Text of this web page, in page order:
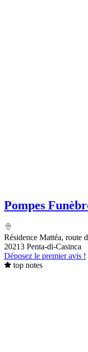
Pompes
TRAVAGLINI -
Résidence Mattéa, route
20213 Penta-di-Casinca
Déposez le premier avis !
top notes